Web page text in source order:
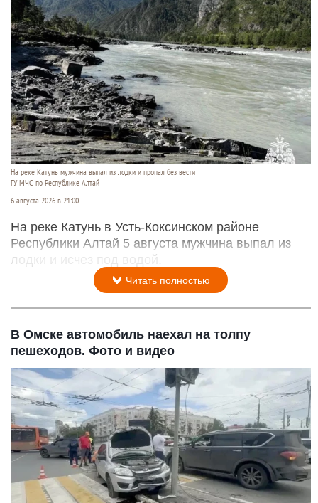
На реке Катунь мужчина выпал из лодки и пропал без вести
ГУ МЧС по Республике Алтай
6 августа 2026 в 21:00
На реке Катунь в Усть-Коксинском районе
Республики Алтай 5 августа мужчина выпал из
лодки и исчез под водой.
Читать полностью
В Омске автомобиль наехал на толпу
пешеходов. Фото и видео